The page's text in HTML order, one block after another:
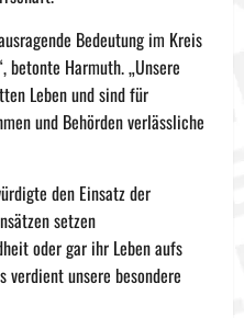
Bedeutung im Kreis
betonte Harmuth. „Unsere
Leben und sind für
und Behörden verlässliche
den Einsatz der
setzen
oder gar ihr Leben aufs
verdient unsere besondere